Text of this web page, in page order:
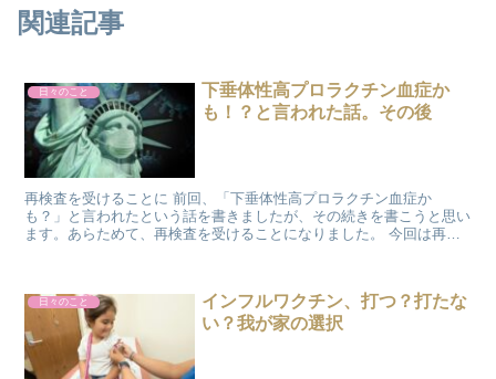
関連記事
日々のこと
下垂体性高プロラクチン血症か
も！？と言われた話。その後
再検査を受けることに 前回、「下垂体性高プロラクチン血症か
も？」と言われたという話を書きましたが、その続きを書こうと思い
ます。あらためて、再検査を受けることになりました。 今回は再び
日々のこと
インフルワクチン、打つ？打たな
い？我が家の選択